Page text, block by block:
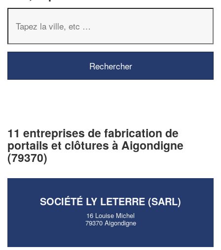
11 entreprises de fabrication de
portails et clôtures à Aigondigne
(79370)
SOCIÉTÉ LY LETERRE (SARL)
16 Louise Michel
79370 Aigondigne